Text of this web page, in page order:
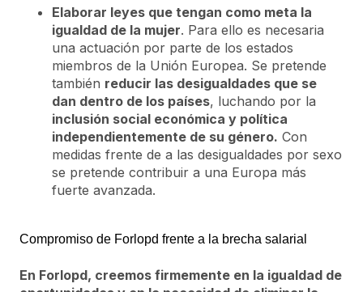
Elaborar leyes que tengan como meta la
igualdad de la mujer. Para ello es necesaria
una actuación por parte de los estados
miembros de la Unión Europea. Se pretende
también reducir las desigualdades que se
dan dentro de los países, luchando por la
inclusión social económica y política
independientemente de su género. Con
medidas frente de a las desigualdades por sexo
se pretende contribuir a una Europa más
fuerte avanzada.
Compromiso de Forlopd frente a la brecha salarial
En Forlopd, creemos firmemente en la igualdad de